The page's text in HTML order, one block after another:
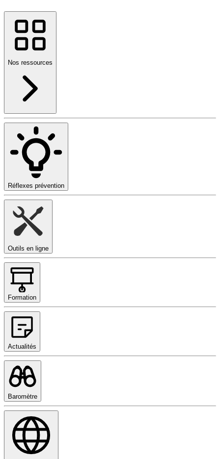
Nos ressources
Réflexes prévention
Outils en ligne
Formation
Actualités
Baromètre